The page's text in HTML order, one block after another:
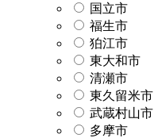
国立市
福生市
狛江市
東大和市
清瀬市
東久留米市
武蔵村山市
多摩市